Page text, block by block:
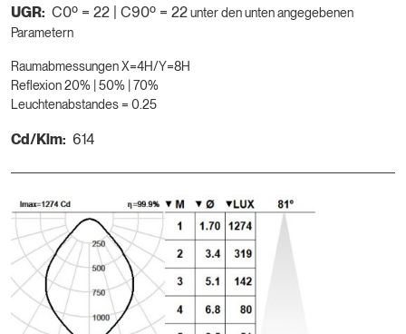
UGR: C0º = 22 | C90º = 22unter den unten angegebenen
Parametern
Raumabmessungen X=4H/Y=8H
Reflexion 20% | 50% | 70%
Leuchtenabstandes = 0.25
Cd/Klm: 614